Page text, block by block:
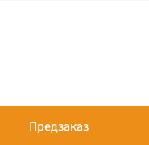
Предзаказ